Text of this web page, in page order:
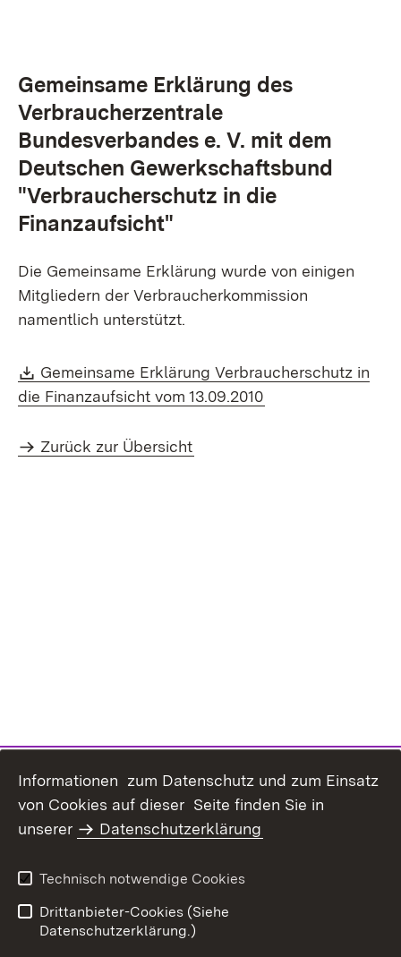
Gemeinsame Erklärung des
Verbraucherzentrale
Bundesverbandes e. V. mit dem
Deutschen Gewerkschaftsbund
"Verbraucherschutz in die
Finanzaufsicht"
Die Gemeinsame Erklärung wurde von einigen
Mitgliedern der Verbraucherkommission
namentlich unterstützt.
Download:
Gemeinsame Erklärung Verbraucherschutz in
die Finanzaufsicht vom 13.09.2010
Zurück zur Übersicht
Informationen zum Datenschutz und zum Einsatz
von Cookies auf dieser Seite finden Sie in
unserer
Datenschutzerklärung
Technisch notwendige Cookies
Drittanbieter-Cookies (Siehe
Datenschutzerklärung.)